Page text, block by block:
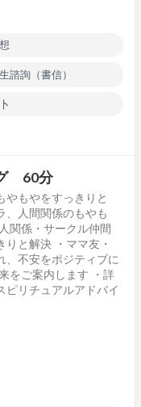
諮詢（書信）
グ 60分
やもやをすっきりと
、人間関係のもやも
関係・サークル仲間
と解決 ・ママ友・
、不安をポジティブに
をご案内します ・詳
ピリチュアルアドバイ